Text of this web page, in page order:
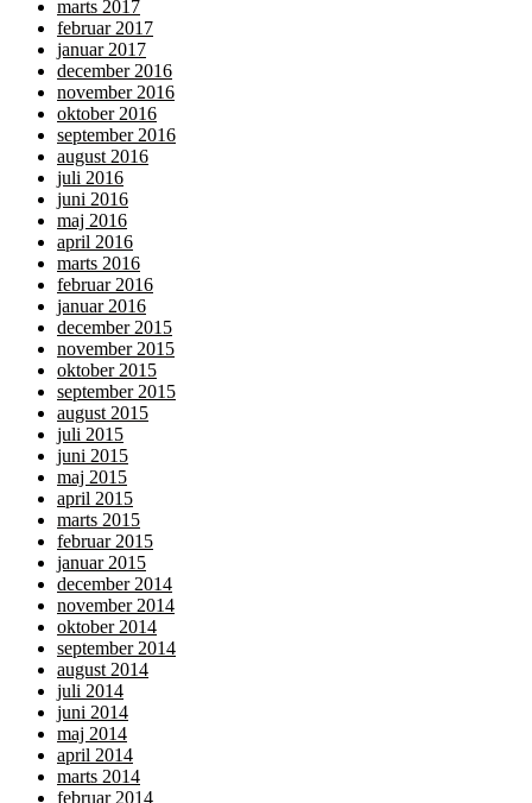
marts 2017
februar 2017
januar 2017
december 2016
november 2016
oktober 2016
september 2016
august 2016
juli 2016
juni 2016
maj 2016
april 2016
marts 2016
februar 2016
januar 2016
december 2015
november 2015
oktober 2015
september 2015
august 2015
juli 2015
juni 2015
maj 2015
april 2015
marts 2015
februar 2015
januar 2015
december 2014
november 2014
oktober 2014
september 2014
august 2014
juli 2014
juni 2014
maj 2014
april 2014
marts 2014
februar 2014